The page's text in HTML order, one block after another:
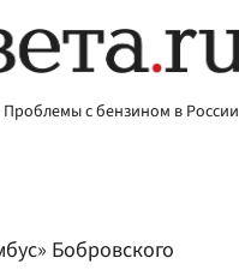
Проблемы с бензином в России
Бобровского